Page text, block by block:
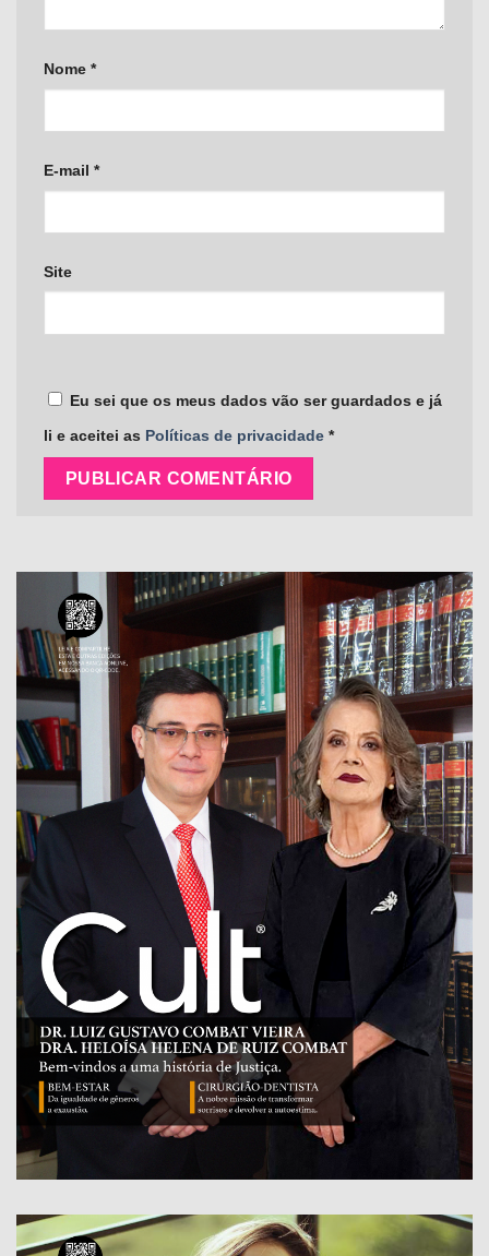
Nome *
E-mail *
Site
Eu sei que os meus dados vão ser guardados e já
li e aceitei as Políticas de privacidade *